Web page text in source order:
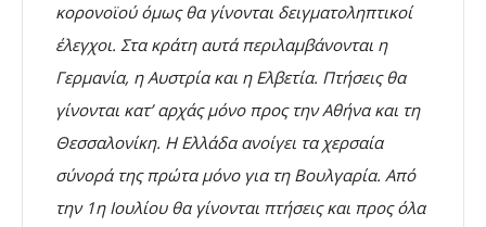
κορονοϊού όμως θα γίνονται δειγματοληπτικοί
έλεγχοι. Στα κράτη αυτά περιλαμβάνονται η
Γερμανία, η Αυστρία και η Ελβετία. Πτήσεις θα
γίνονται κατ’ αρχάς μόνο προς την Αθήνα και τη
Θεσσαλονίκη. Η Ελλάδα ανοίγει τα χερσαία
σύνορά της πρώτα μόνο για τη Βουλγαρία. Από
την 1η Ιουλίου θα γίνονται πτήσεις και προς όλα